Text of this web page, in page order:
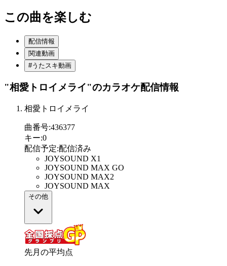
この曲を楽しむ
配信情報
関連動画
#うたスキ動画
"相愛トロイメライ"のカラオケ配信情報
相愛トロイメライ
曲番号:436377
キー:0
配信予定:配信済み
JOYSOUND X1
JOYSOUND MAX GO
JOYSOUND MAX2
JOYSOUND MAX
その他
先月の平均点